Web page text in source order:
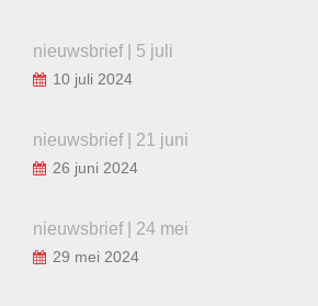
nieuwsbrief | 5 juli
10 juli 2024
nieuwsbrief | 21 juni
26 juni 2024
nieuwsbrief | 24 mei
29 mei 2024